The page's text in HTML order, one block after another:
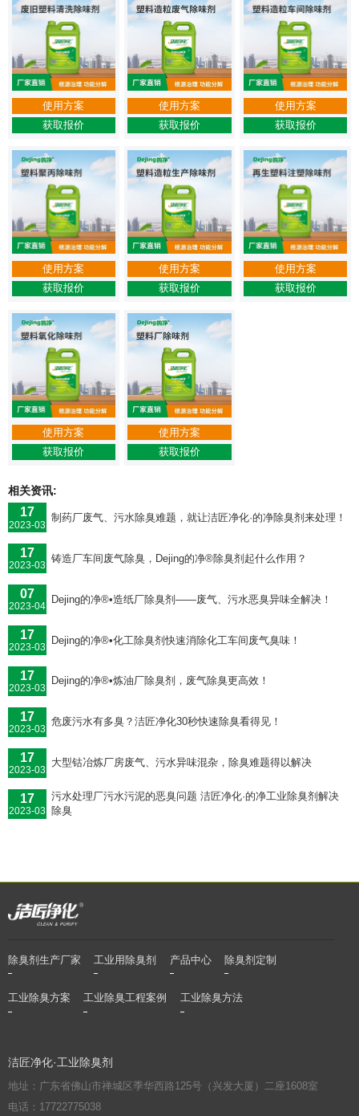
使用方案
获取报价
使用方案
获取报价
使用方案
获取报价
使用方案
获取报价
使用方案
获取报价
使用方案
获取报价
使用方案
获取报价
使用方案
获取报价
相关资讯:
17
2023-03
制药厂废气、污水除臭难题，就让洁匠净化·的净除臭剂来处理！
17
2023-03
铸造厂车间废气除臭，Dejing的净®除臭剂起什么作用？
07
2023-04
Dejing的净®•造纸厂除臭剂——废气、污水恶臭异味全解决！
17
2023-03
Dejing的净®•化工除臭剂快速消除化工车间废气臭味！
17
2023-03
Dejing的净®•炼油厂除臭剂，废气除臭更高效！
17
2023-03
危废污水有多臭？洁匠净化30秒快速除臭看得见！
17
2023-03
大型钴冶炼厂房废气、污水异味混杂，除臭难题得以解决
17
2023-03
污水处理厂污水污泥的恶臭问题 洁匠净化·的净工业除臭剂解决
除臭
除臭剂生产厂家 工业用除臭剂 产品中心 除臭剂定制
工业除臭方案 工业除臭工程案例 工业除臭方法
洁匠净化·工业除臭剂
地址：广东省佛山市禅城区季华西路125号（兴发大厦）二座1608室
电话：17722775038